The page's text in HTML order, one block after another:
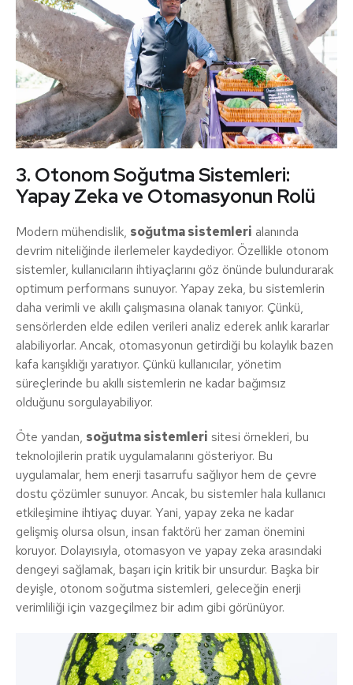
3. Otonom Soğutma Sistemleri:
Yapay Zeka ve Otomasyonun Rolü
Modern mühendislik, soğutma sistemleri alanında
devrim niteliğinde ilerlemeler kaydediyor. Özellikle otonom
sistemler, kullanıcıların ihtiyaçlarını göz önünde bulundurarak
optimum performans sunuyor. Yapay zeka, bu sistemlerin
daha verimli ve akıllı çalışmasına olanak tanıyor. Çünkü,
sensörlerden elde edilen verileri analiz ederek anlık kararlar
alabiliyorlar. Ancak, otomasyonun getirdiği bu kolaylık bazen
kafa karışıklığı yaratıyor. Çünkü kullanıcılar, yönetim
süreçlerinde bu akıllı sistemlerin ne kadar bağımsız
olduğunu sorgulayabiliyor.
Öte yandan, soğutma sistemleri sitesi örnekleri, bu
teknolojilerin pratik uygulamalarını gösteriyor. Bu
uygulamalar, hem enerji tasarrufu sağlıyor hem de çevre
dostu çözümler sunuyor. Ancak, bu sistemler hala kullanıcı
etkileşimine ihtiyaç duyar. Yani, yapay zeka ne kadar
gelişmiş olursa olsun, insan faktörü her zaman önemini
koruyor. Dolayısıyla, otomasyon ve yapay zeka arasındaki
dengeyi sağlamak, başarı için kritik bir unsurdur. Başka bir
deyişle, otonom soğutma sistemleri, geleceğin enerji
verimliliği için vazgeçilmez bir adım gibi görünüyor.